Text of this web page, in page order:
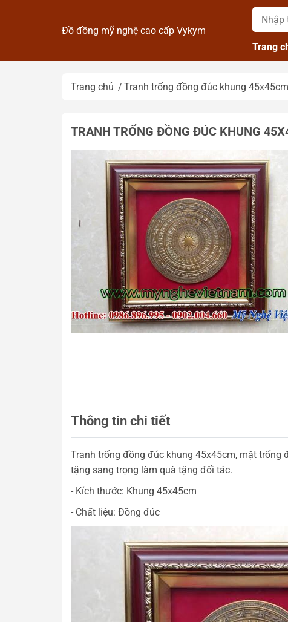
Đồ đồng mỹ nghệ cao cấp Vykym
Trang
Trang chủ Tranh trống đồng đúc khung 45x45cm
TRANH TRỐNG ĐỒNG ĐÚC KHUNG
Thông tin chi tiết
Tranh trống đồng đúc khung 45x45cm, mặt
tặng sang trọng làm quà tặng đối tác.
- Kích thước: Khung 45x45cm
- Chất liệu: Đồng đúc